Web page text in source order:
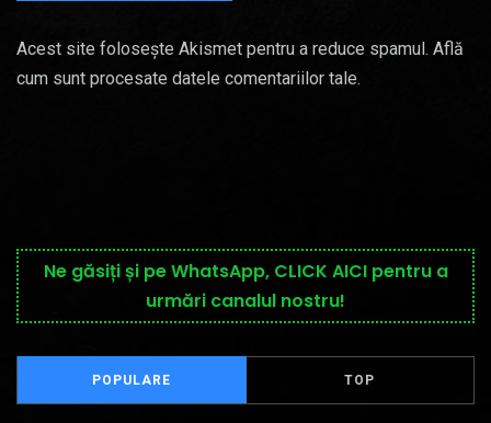
Acest site folosește Akismet pentru a reduce spamul. Află
cum sunt procesate datele comentariilor tale.
Ne găsiți și pe WhatsApp, CLICK AICI pentru a
urmări canalul nostru!
POPULARE TOP